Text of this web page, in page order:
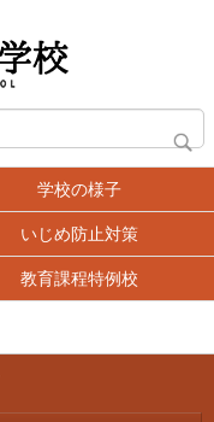
学校の様子
いじめ防止対策
教育課程特例校